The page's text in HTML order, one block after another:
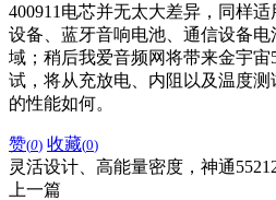
400911电芯并无太大差异，同样
设备、蓝牙音响电池、通信设备
域；稍后我爱音频网将带来金宇宙
试，将从充放电、内阻以及温度
的性能如何。
赞(0) 收藏(0)
灵活设计、高能量密度，神通
上一篇